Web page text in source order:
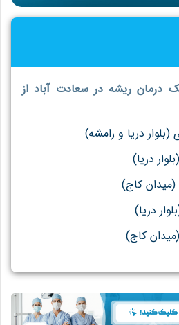
درمان ریشه در سعادت آباد از
دریا و رامشه)
دریا)
(میدان کاج)
دریا)
(میدان کاج)